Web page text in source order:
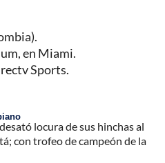
en Miami.
Sports.
locura de sus hinchas al
con trofeo de campeón de la